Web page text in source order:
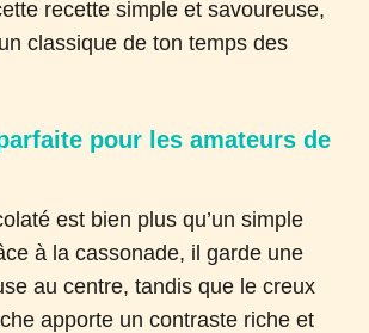
recette simple et savoureuse,
classique de ton temps des
pour les amateurs de
est bien plus qu’un simple
à la cassonade, il garde une
au centre, tandis que le creux
apporte un contraste riche et